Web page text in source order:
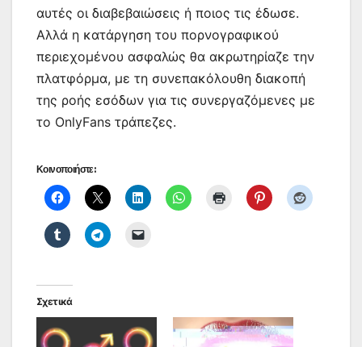
αυτές οι διαβεβαιώσεις ή ποιος τις έδωσε.
Αλλά η κατάργηση του πορνογραφικού
περιεχομένου ασφαλώς θα ακρωτηρίαζε την
πλατφόρμα, με τη συνεπακόλουθη διακοπή
της ροής εσόδων για τις συνεργαζόμενες με
το OnlyFans τράπεζες.
Κοινοποιήστε:
Σχετικά